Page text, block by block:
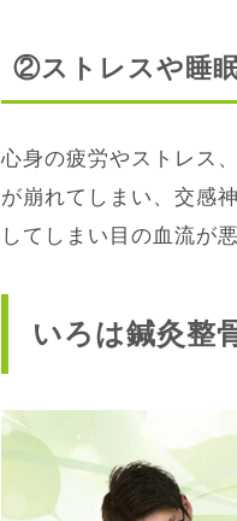
②ストレスや睡
心身の疲労やストレス
が崩れてしまい、交感
してしまい目の血流が
いろは鍼灸整